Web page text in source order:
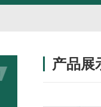
产品展